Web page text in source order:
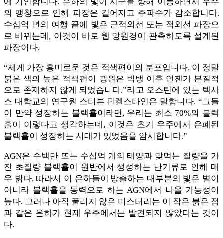
에 기인합니다. 은하의 빛이 지구를 향해 이동하면서 우주
의 팽창으로 인해 파장은 길어지고 주파수가 감소합니다.
수십억 년의 여행 끝에 빛은 근적외선 또는 적외선 파장으
로 바뀌는데, 이것이 바로 웹 망원경이 관측하도록 설계된
파장이다.
“제게 가장 흥미로운 것은 적색편이의 분포입니다. 이 정말
붉은 색의 높은 적색편이 광원은 빅뱅 이후 언젠가 본질적
으로 존재하지 않게 되었습니다.”라고 오스틴에 있는 텍사
스 대학교의 연구원 스티븐 핀켈스타인은 말합니다. “그들
이 만약 성장하는 블랙홀이라면, 우리는 최소 70%의 블랙
홀이 이렇다고 생각하는데, 이것은 초기 우주에서 은폐된
블랙홀이 성장하는 시대가 있었음을 암시합니다.”
AGN은 수백만 또는 수십억 개의 태양과 맞먹는 질량을 가
진 초질량 블랙홀이 원반에서 생성하는 난기류로 인해 매
우 밝다. 따라서 이 은하들이 방출하는 대부분의 빛은 별이
아니라 블랙홀을 동력으로 하는 AGN에서 나올 가능성이
높다. 그러나 아직 풀리지 않은 미스터리는 이 작은 붉은 점
과 같은 은하가 현재 우주에서는 발견되지 않았다는 것이
다.